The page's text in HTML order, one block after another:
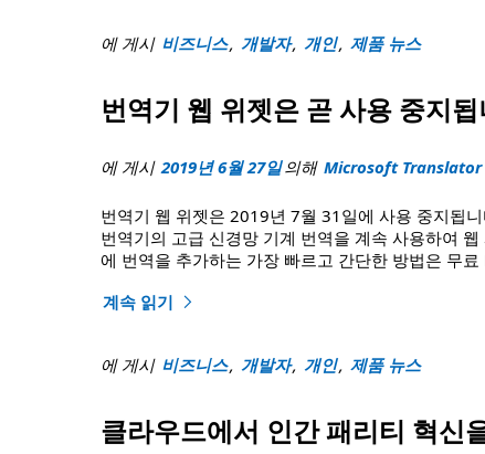
에 게시 비즈니스, 개발자, 개인, 제품 뉴스
번역기 웹 위젯은 곧 사용 중지
에 게시 2019년 6월 27일의해 Microsoft Translator
번역기 웹 위젯은 2019년 7월 31일에 사용 중지됩
번역기의 고급 신경망 기계 번역을 계속 사용하여
에 번역을 추가하는 가장 빠르고 간단한 방법은 무
계속 읽기
"번역기 웹 위젯은 곧 폐기될 예정입니다."
에 게시 비즈니스, 개발자, 개인, 제품 뉴스
클라우드에서 인간 패리티 혁신